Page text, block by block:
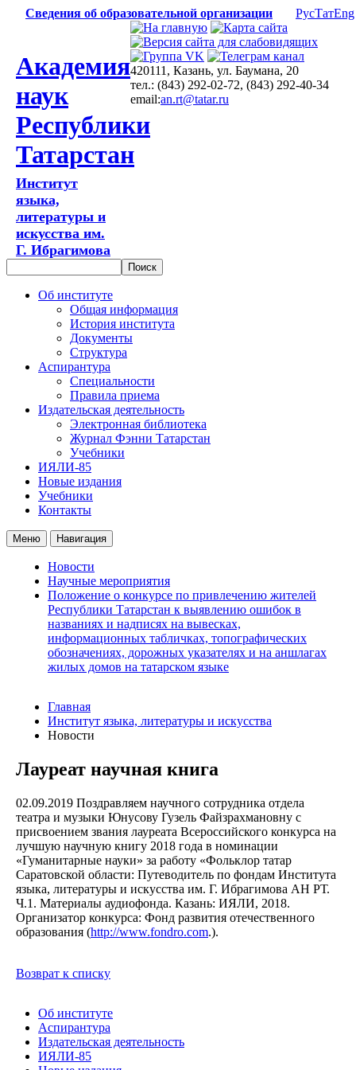
Сведения об образовательной организации РусТатEng
Академия
наук
Республики
Татарстан
Институт
языка,
литературы и
искусства им.
Г. Ибрагимова
420111, Казань, ул. Баумана, 20
тел.: (843) 292-02-72, (843) 292-40-34
email:an.rt@tatar.ru
Об институте
Общая информация
История института
Документы
Структура
Аспирантура
Специальности
Правила приема
Издательская деятельность
Электронная библиотека
Журнал Фэнни Татарстан
Учебники
ИЯЛИ-85
Новые издания
Учебники
Контакты
Меню Навигация
Новости
Научные мероприятия
Положение о конкурсе по привлечению жителей
Республики Татарстан к выявлению ошибок в
названиях и надписях на вывесках,
информационных табличках, топографических
обозначениях, дорожных указателях и на аншлагах
жилых домов на татарском языке
Главная
Институт языка, литературы и искусства
Новости
Лауреат научная книга
02.09.2019 Поздравляем научного сотрудника отдела
театра и музыки Юнусову Гузель Файзрахмановну с
присвоением звания лауреата Всероссийского конкурса на
лучшую научную книгу 2018 года в номинации
«Гуманитарные науки» за работу «Фольклор татар
Саратовской области: Путеводитель по фондам Института
языка, литературы и искусства им. Г. Ибрагимова АН РТ.
Ч.1. Материалы аудиофонда. Казань: ИЯЛИ, 2018.
Организатор конкурса: Фонд развития отечественного
образования (http://www.fondro.com.).
Возврат к списку
Об институте
Аспирантура
Издательская деятельность
ИЯЛИ-85